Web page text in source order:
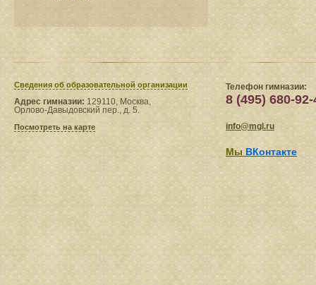
Сведения​ об образовательной организации
Адрес гимназии: 129110, Москва,
Орлово-Давыдовский пер., д. 5.
Посмотреть на карте
Телефон гимназии:
8 (495) 680-92-
info@mgl.ru
Мы ВКонтакте